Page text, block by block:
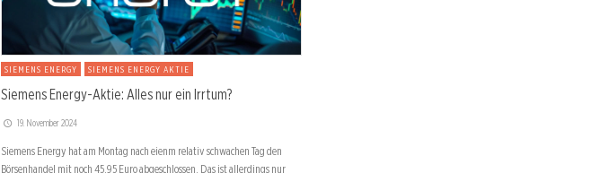
SIEMENS ENERGY SIEMENS ENERGY AKTIE
Siemens Energy-Aktie: Alles nur ein Irrtum?
19. November 2024
Siemens Energy hat am Montag nach eienm relativ schwachen Tag den
Börsenhandel mit noch 45,95 Euro abgeschlossen. Das ist allerdings nur